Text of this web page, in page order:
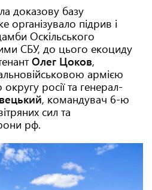
доказову базу
організувало підрив і
Оскільського
СБУ, до цього екоциду
Олег Цоков,
армією
росії та генерал-
, командувач 6-ю
сил та
рф.